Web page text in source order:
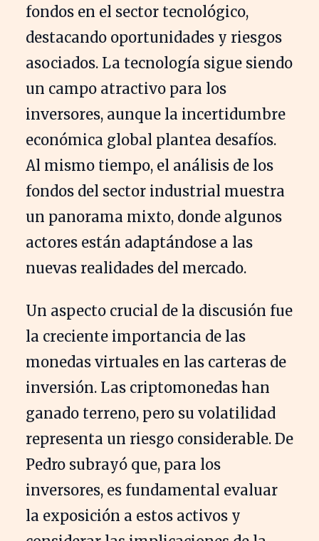
fondos en el sector tecnológico,
destacando oportunidades y riesgos
asociados. La tecnología sigue siendo
un campo atractivo para los
inversores, aunque la incertidumbre
económica global plantea desafíos.
Al mismo tiempo, el análisis de los
fondos del sector industrial muestra
un panorama mixto, donde algunos
actores están adaptándose a las
nuevas realidades del mercado.
Un aspecto crucial de la discusión fue
la creciente importancia de las
monedas virtuales en las carteras de
inversión. Las criptomonedas han
ganado terreno, pero su volatilidad
representa un riesgo considerable. De
Pedro subrayó que, para los
inversores, es fundamental evaluar
la exposición a estos activos y